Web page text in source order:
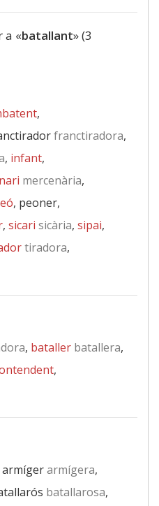
a «batallant» (3
,
franctiradora,
, infant,
mercenària,
, peoner,
, sicari sicària, sipai,
tiradora,
, bataller batallera,
,
armígerarmígera,
batallarosa,